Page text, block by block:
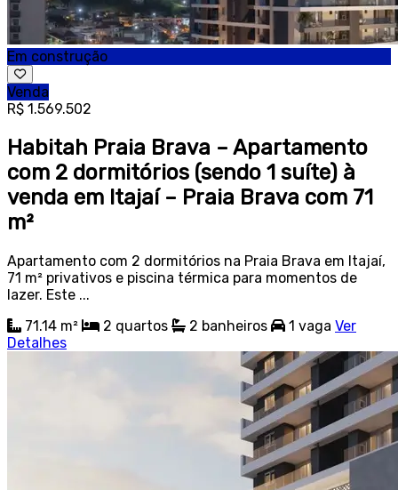
Em construção
Venda
R$ 1.569.502
Habitah Praia Brava – Apartamento
com 2 dormitórios (sendo 1 suíte) à
venda em Itajaí – Praia Brava com 71
m²
Apartamento com 2 dormitórios na Praia Brava em Itajaí,
71 m² privativos e piscina térmica para momentos de
lazer. Este ...
71.14 m²
2 quartos 2 banheiros 1 vaga Ver
Detalhes